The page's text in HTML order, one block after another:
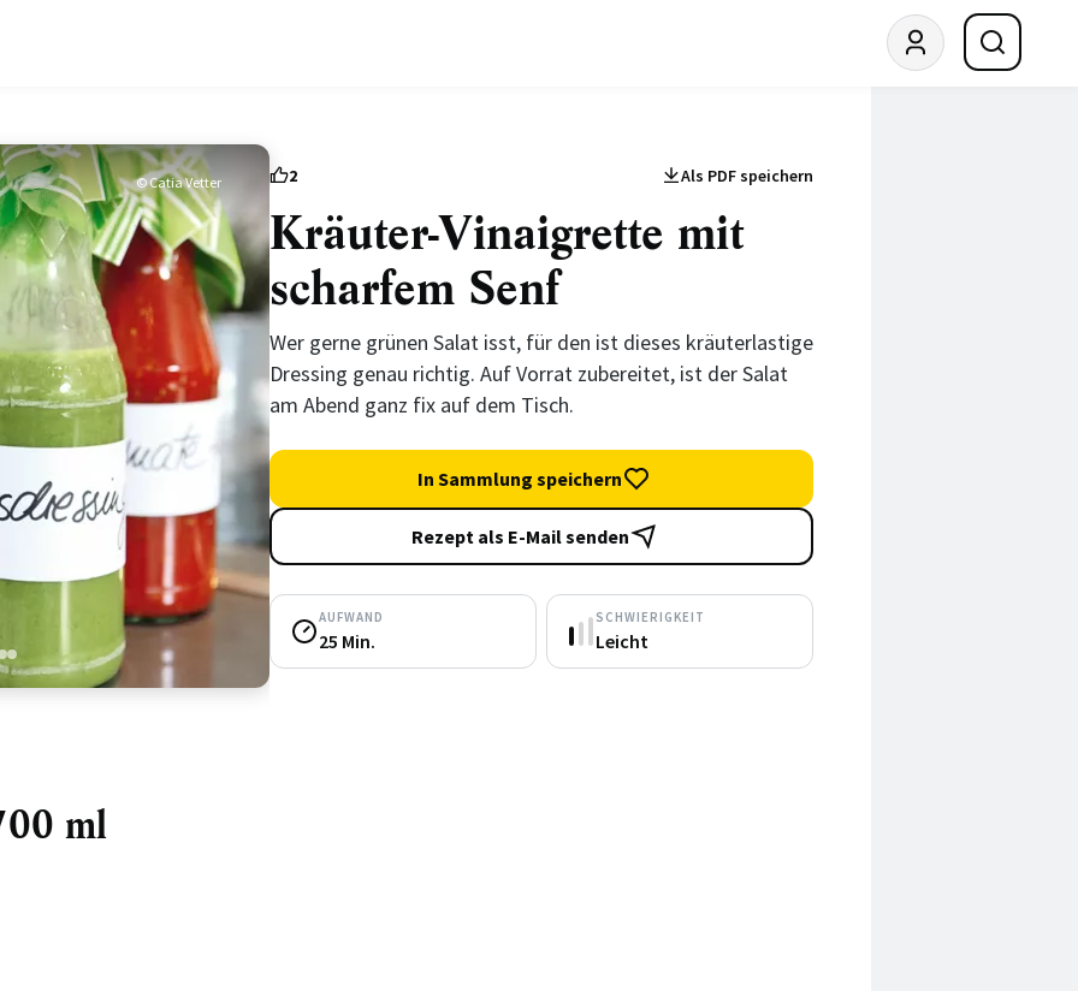
© Catia Vetter © Catia Vetter
4
2 Als PDF speichern
Kräuter-Vinaigrette mit
scharfem Senf
Wer gerne grünen Salat isst, für den ist dieses kräuterlastige
Dressing genau richtig. Auf Vorrat zubereitet, ist der Salat
am Abend ganz fix auf dem Tisch.
In Sammlung speichern
Rezept als E-Mail senden
AUFWAND
25 Min.
SCHWIERIGKEIT
Leicht
ml